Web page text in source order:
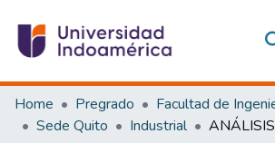
Communities & Collections
All of DSpace
Home Pregrado
Sede Quito
Industrial